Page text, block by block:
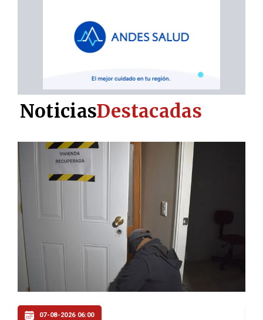
06-08-2026 22:00
NoticiasDestacadas